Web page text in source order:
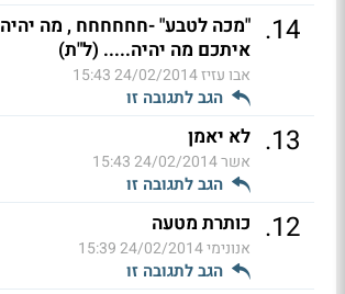
14
. "מכה לטבע" -חחחחחח , מה יהיה
איתכם מה יהיה..... (ל"ת)
אבו עזיז24/02/2014 15:43
הגב לתגובה זו
13
. לא יאמן
אשר24/02/2014 15:43
הגב לתגובה זו
12
. כותרת מטעה
אנונימי24/02/2014 15:39
הגב לתגובה זו